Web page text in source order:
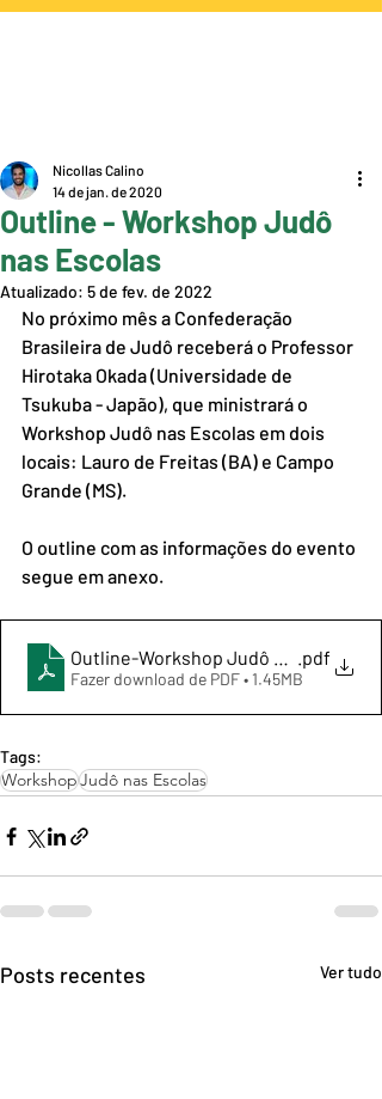
Outline - Workshop Judô
nas Escolas
Nicollas Calino
14 de jan. de 2020
Atualizado: 5 de fev. de 2022
No próximo mês a Confederação
Brasileira de Judô receberá o Professor
Hirotaka Okada (Universidade de
Tsukuba - Japão), que ministrará o
Workshop Judô nas Escolas em dois
locais: Lauro de Freitas (BA) e Campo
Grande (MS).
O outline com as informações do evento
segue em anexo.
Outline-Workshop Judô nas Escolas
.pdf
Fazer download de PDF • 1.45MB
Tags:
WorkshopJudô nas Escolas
Posts recentes Ver tudo